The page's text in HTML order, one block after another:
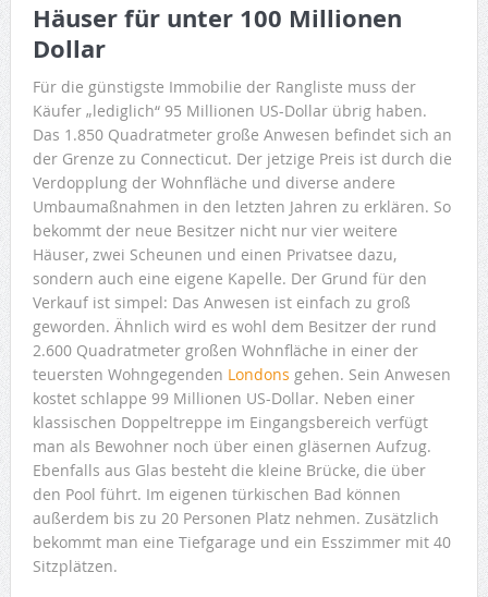
Häuser für unter 100 Millionen
Dollar
Für die günstigste Immobilie der Rangliste muss der
Käufer „lediglich“ 95 Millionen US-Dollar übrig haben.
Das 1.850 Quadratmeter große Anwesen befindet sich an
der Grenze zu Connecticut. Der jetzige Preis ist durch die
Verdopplung der Wohnfläche und diverse andere
Umbaumaßnahmen in den letzten Jahren zu erklären. So
bekommt der neue Besitzer nicht nur vier weitere
Häuser, zwei Scheunen und einen Privatsee dazu,
sondern auch eine eigene Kapelle. Der Grund für den
Verkauf ist simpel: Das Anwesen ist einfach zu groß
geworden. Ähnlich wird es wohl dem Besitzer der rund
2.600 Quadratmeter großen Wohnfläche in einer der
teuersten Wohngegenden Londons gehen. Sein Anwesen
kostet schlappe 99 Millionen US-Dollar. Neben einer
klassischen Doppeltreppe im Eingangsbereich verfügt
man als Bewohner noch über einen gläsernen Aufzug.
Ebenfalls aus Glas besteht die kleine Brücke, die über
den Pool führt. Im eigenen türkischen Bad können
außerdem bis zu 20 Personen Platz nehmen. Zusätzlich
bekommt man eine Tiefgarage und ein Esszimmer mit 40
Sitzplätzen.